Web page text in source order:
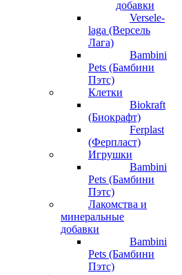
добавки
Versele-
laga (Версель
Лага)
Bambini
Pets (Бамбини
Пэтс)
Клетки
Biokraft
(Биокрафт)
Ferplast
(Ферпласт)
Игрушки
Bambini
Pets (Бамбини
Пэтс)
Лакомства и
минеральные
добавки
Bambini
Pets (Бамбини
Пэтс)